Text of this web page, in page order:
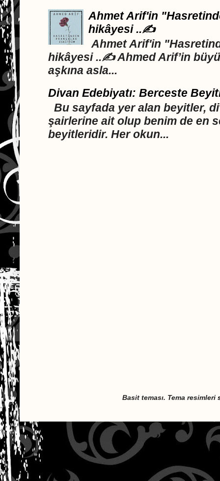
Ahmet Arif'in
hikâyesi ..✍️
Ahmet Arif'in
hikâyesi ..✍️ Ahmed Arif’in
aşkına asla...
Divan Edebiyatı: Berceste
Bu sayfada yer alan beyitler,
şairlerine ait olup benim de en
beyitleridir. Her okun...
Basit teması. Tema resimleri